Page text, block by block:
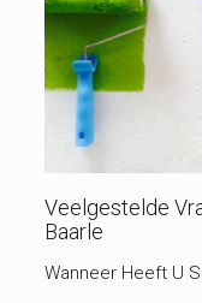
Veelgestelde
Baarle
Wanneer Heeft U